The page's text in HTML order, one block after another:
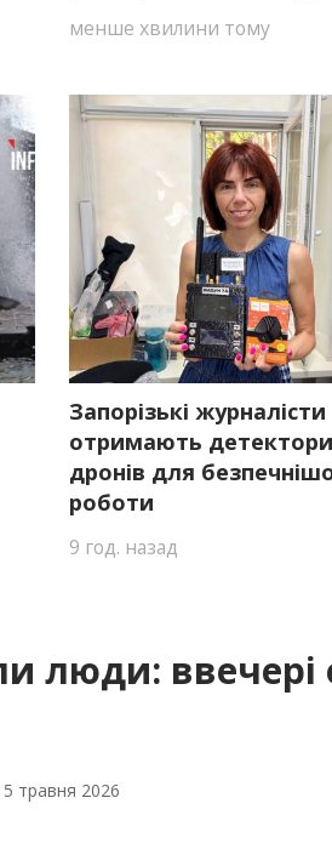
менше хвилини тому
Запорізькі журналісти
отримають детектори
дронів для
роботи
9 год. назад
люди: ввечері
травня 2026